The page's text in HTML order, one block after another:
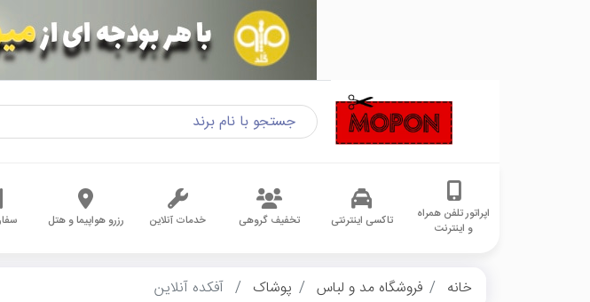
اپراتور تلفن همراه
و اینترنت
تاکسی اینترنتی تخفیف گروهی خدمات آنلاین رزرو هواپیما و هتل
خانه فروشگاه مد و لباس پوشاک آفکده آنلاین